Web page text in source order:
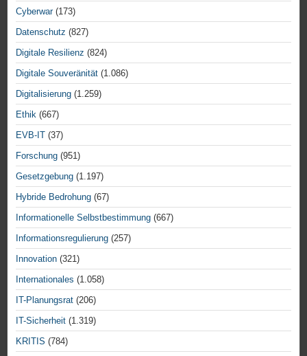
Cyberwar(173)
Datenschutz (827)
Digitale Resilienz (824)
Digitale Souveränität (1.086)
Digitalisierung (1.259)
Ethik (667)
EVB-IT (37)
Forschung (951)
Gesetzgebung (1.197)
Hybride Bedrohung (67)
Informationelle Selbstbestimmung (667)
Informationsregulierung (257)
Innovation (321)
Internationales (1.058)
IT-Planungsrat (206)
IT-Sicherheit (1.319)
KRITIS (784)